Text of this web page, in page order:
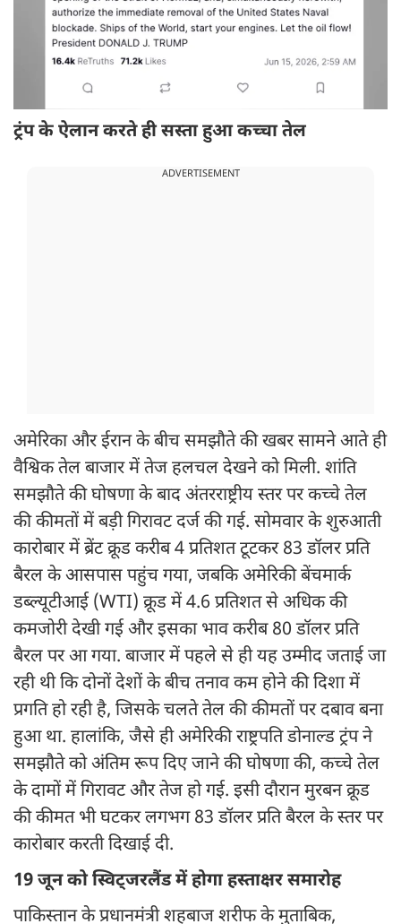
ट्रंप के ऐलान करते ही सस्ता हुआ कच्चा तेल
ADVERTISEMENT
अमेरिका और ईरान के बीच समझौते की खबर सामने आते ही
वैश्विक तेल बाजार में तेज हलचल देखने को मिली. शांति
समझौते की घोषणा के बाद अंतरराष्ट्रीय स्तर पर कच्चे तेल
की कीमतों में बड़ी गिरावट दर्ज की गई. सोमवार के शुरुआती
कारोबार में ब्रेंट क्रूड करीब 4 प्रतिशत टूटकर 83 डॉलर प्रति
बैरल के आसपास पहुंच गया, जबकि अमेरिकी बेंचमार्क
डब्ल्यूटीआई (WTI) क्रूड में 4.6 प्रतिशत से अधिक की
कमजोरी देखी गई और इसका भाव करीब 80 डॉलर प्रति
बैरल पर आ गया. बाजार में पहले से ही यह उम्मीद जताई जा
रही थी कि दोनों देशों के बीच तनाव कम होने की दिशा में
प्रगति हो रही है, जिसके चलते तेल की कीमतों पर दबाव बना
हुआ था. हालांकि, जैसे ही अमेरिकी राष्ट्रपति डोनाल्ड ट्रंप ने
समझौते को अंतिम रूप दिए जाने की घोषणा की, कच्चे तेल
के दामों में गिरावट और तेज हो गई. इसी दौरान मुरबन क्रूड
की कीमत भी घटकर लगभग 83 डॉलर प्रति बैरल के स्तर पर
कारोबार करती दिखाई दी.
19 जून को स्विट्जरलैंड में होगा हस्ताक्षर समारोह
पाकिस्तान के प्रधानमंत्री शहबाज शरीफ के मुताबिक,